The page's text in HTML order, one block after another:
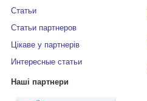
Статьи
Статьи партнеров
Цікаве у партнерів
Интересные статьи
Наші партнери